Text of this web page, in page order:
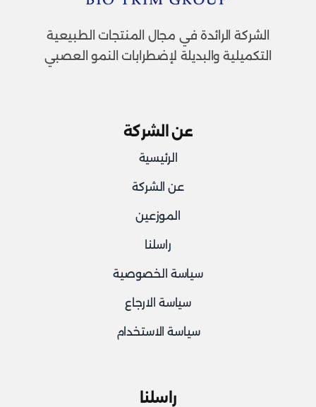
الشركة الرائدة في مجال المنتجات الطبيعية
التكميلية والبديلة لإضطرابات النمو العصبي
عن الشركة
الرئيسية
عن الشركة
الموزعين
راسلنا
سياسة الخصوصية
سياسة الارجاع
سياسة الاستخدام
راسلنا